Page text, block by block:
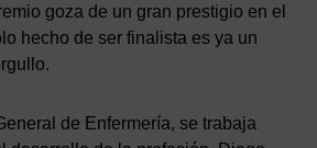
goza de un gran prestigio en el
hecho de ser finalista es ya un
de Enfermería, se trabaja